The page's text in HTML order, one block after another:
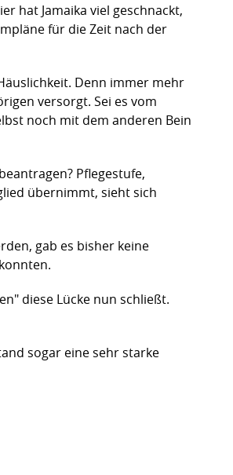
hat Jamaika viel geschnackt,
für die Zeit nach der
Denn immer mehr
versorgt. Sei es vom
noch mit dem anderen Bein
Pflegestufe,
übernimmt, sieht sich
gab es bisher keine
diese Lücke nun schließt.
sogar eine sehr starke